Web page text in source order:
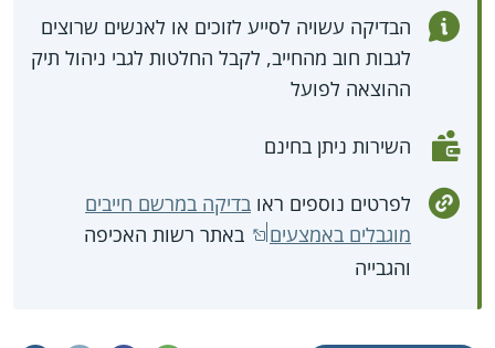
הבדיקה עשויה לסייע לזוכים או לאנשים שרוצים
לגבות חוב מהחייב, לקבל החלטות לגבי ניהול תיק
ההוצאה לפועל
השירות ניתן בחינם
לפרטים נוספים ראו בדיקה במרשם חייבים
מוגבלים באמצעים
באתר רשות האכיפה
והגבייה